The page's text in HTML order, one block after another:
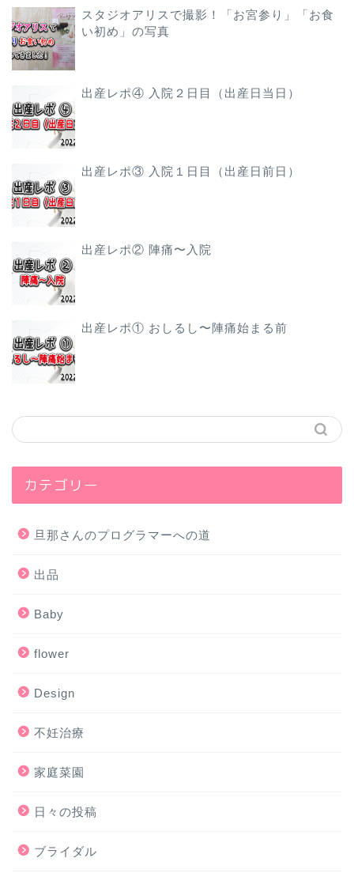
スタジオアリスで撮影！「お宮参り」「お食
い初め」の写真
出産レポ④ 入院２日目（出産日当日）
出産レポ③ 入院１日目（出産日前日）
出産レポ② 陣痛〜入院
出産レポ① おしるし〜陣痛始まる前
カテゴリー
旦那さんのプログラマーへの道
出品
Baby
flower
Design
不妊治療
家庭菜園
日々の投稿
ブライダル